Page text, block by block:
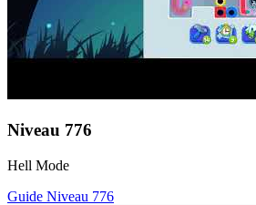
Niveau 776
Hell Mode
Guide Niveau 776